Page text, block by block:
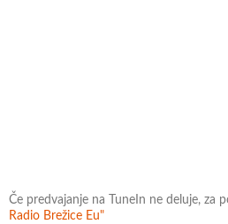
Če predvajanje na TuneIn ne deluje, za
Radio Brežice Eu"